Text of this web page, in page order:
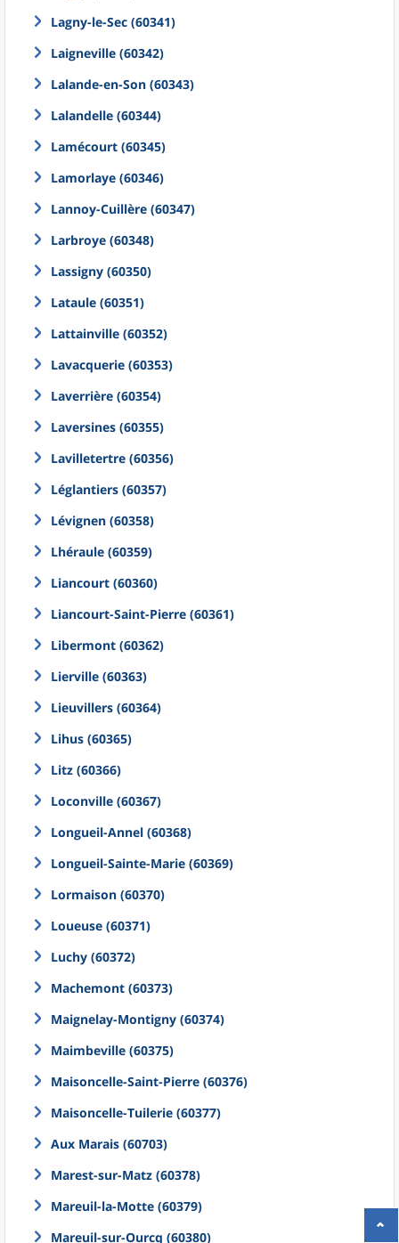
Lagny-le-Sec (60341)
Laigneville (60342)
Lalande-en-Son (60343)
Lalandelle (60344)
Lamécourt (60345)
Lamorlaye (60346)
Lannoy-Cuillère (60347)
Larbroye (60348)
Lassigny (60350)
Lataule (60351)
Lattainville (60352)
Lavacquerie (60353)
Laverrière (60354)
Laversines (60355)
Lavilletertre (60356)
Léglantiers (60357)
Lévignen (60358)
Lhéraule (60359)
Liancourt (60360)
Liancourt-Saint-Pierre (60361)
Libermont (60362)
Lierville (60363)
Lieuvillers (60364)
Lihus (60365)
Litz (60366)
Loconville (60367)
Longueil-Annel (60368)
Longueil-Sainte-Marie (60369)
Lormaison (60370)
Loueuse (60371)
Luchy (60372)
Machemont (60373)
Maignelay-Montigny (60374)
Maimbeville (60375)
Maisoncelle-Saint-Pierre (60376)
Maisoncelle-Tuilerie (60377)
Aux Marais (60703)
Marest-sur-Matz (60378)
Mareuil-la-Motte (60379)
Mareuil-sur-Ourcq (60380)